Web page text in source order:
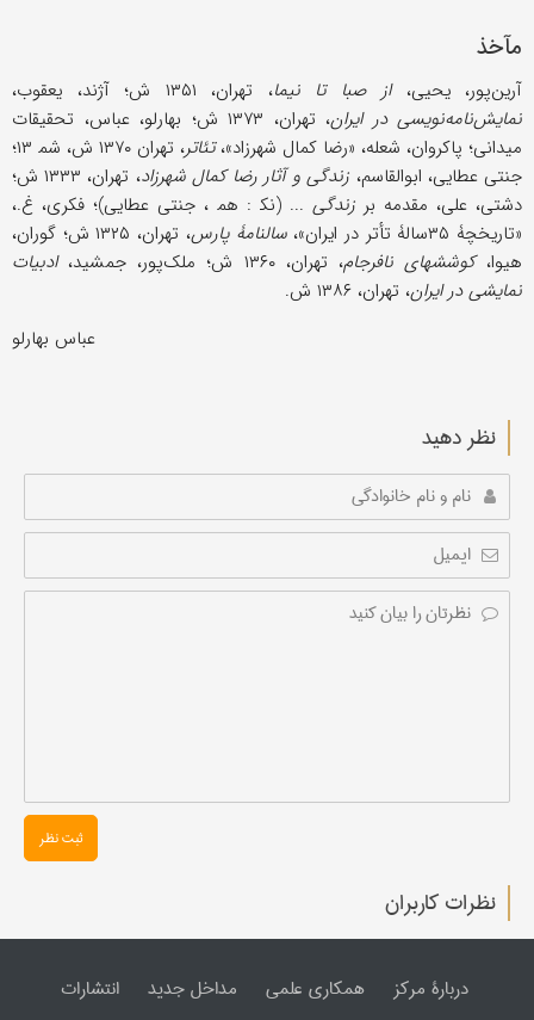
مآخذ
آرین‌پور، یحیى،از صبا تا نیما، تهران، ۱۳۵۱ ش؛ آژند، یعقوب،
نمایش‌نامه‌نویسی در ایران
، تهران، ۱۳۷۳ ش؛ بهارلو، عباس، تحقیقات
میدانی؛ پاکروان، شعله، «رضا کمال شهرزاد»،تئاتر
، تهران ۱۳۷۰ ش، شم‍‍ ۱۳؛
جنتی عطایی، ابوالقاسم، زندگی و آثار رضا کمال شهرزاد
، تهران، ۱۳۳۳ ش؛
دشتی، علی، مقدمه بر زندگی ... (نک‍ : هم‍ ، جنتی عطایی)؛ فکری، غ.،
«تاریخچۀ ۳۵سالۀ تأتر در ایران»،
سالنامۀ پارس
، تهران، ۱۳۲۵ ش؛ گوران،
هیوا،کوششهای نافرجام، تهران، ۱۳۶۰ ش؛ ملک‌پور، جمشید،
ادبیات
نمایشی در ایران، تهران، ۱۳۸۶ ش.
عباس بهارلو
نظر دهید
ثبت نظر
نظرات کاربران
دربارۀ مرکز همکاری علمی مداخل جدید انتشارات